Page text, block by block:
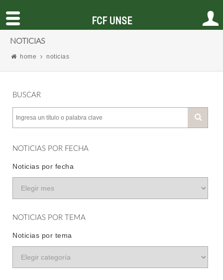
NOTICIAS
home noticias
BUSCAR
NOTICIAS POR FECHA
Noticias por fecha
NOTICIAS POR TEMA
Noticias por tema
FCF UNSE